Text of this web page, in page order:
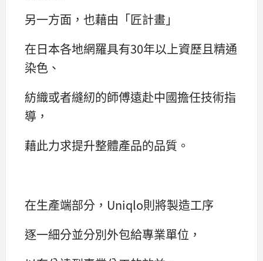
另一方面，也藉由「匠計畫」
在日本各地網羅具有30年以上資歷且精通
染色、
紡織或者縫紉的師傅遠赴中國擔任技術指
導，
藉此力求提升整體產品的品質。
在生產端部分，Uniqlo則將製造工序
逐一細分並分別外包給專業單位，